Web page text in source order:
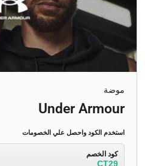
موضة
Under Armour
استخدم الكود واحصل علي الخصومات
كود الخصم
CT29